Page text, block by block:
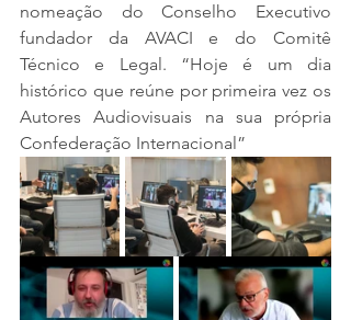
nomeação do Conselho Executivo
fundador da AVACI e do Comitê
Técnico e Legal. “Hoje é um dia
histórico que reúne por primeira vez os
Autores Audiovisuais na sua própria
Confederação Internacional”